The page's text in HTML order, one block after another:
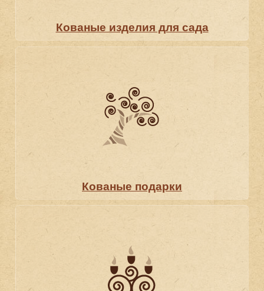
Кованые изделия для сада
Кованые подарки